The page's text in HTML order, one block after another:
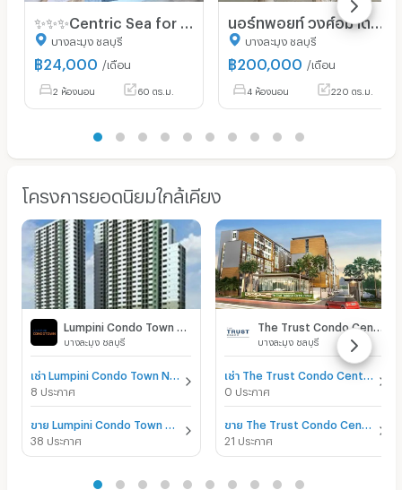
บางละมุง ชลบุรี
฿24,000 /เดือน
2 ห้องนอน 60 ตร.ม.
บางละมุง ชลบุรี
฿200,000 /เดือน
4 ห้องนอน 220 ตร.ม.
โครงการยอดนิยมใกล้เคียง
บางละมุง ชลบุรี
เช่า Lumpini Condo Town North Pattaya - Sukhumvit
8 ประกาศ
38 ประกาศ
บางละมุง ชลบุรี
0 ประกาศ
ขาย The Trust Condo Central Pattaya
21 ประกาศ